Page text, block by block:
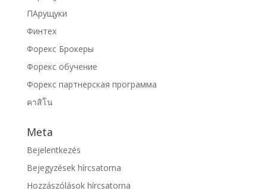
ПАрущуки
Финтех
Форекс Брокеры
Форекс обучение
Форекс партнерская программа
คาสิโน
Meta
Bejelentkezés
Bejegyzések hírcsatorna
Hozzászólások hírcsatorna